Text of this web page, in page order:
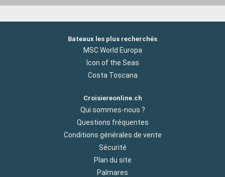
Bateaux les plus recherchés
MSC World Europa
Icon of the Seas
Costa Toscana
Croisiereonline.ch
Qui sommes-nous ?
Questions fréquentes
Conditions générales de vente
Sécurité
Plan du site
Palmares